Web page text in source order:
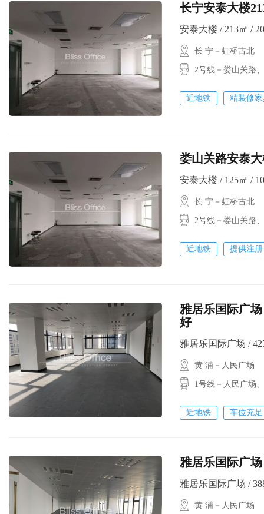
长宁安泰大楼
安泰大楼 / 213㎡ / 20
长 宁－虹桥古北
2号线－娄山关路
近地铁 精装修
娄山关路安泰
安泰大楼 / 125㎡ /
长 宁－虹桥古北
2号线－娄山关路
近地铁 提供注册
雅居乐国际广
好
雅居乐国际广场 /
黄 浦－人民广场
1号线－人民广场
近地铁 车位充足
雅居乐国际广
雅居乐国际广场 /
黄 浦－人民广场